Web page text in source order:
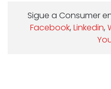
Sigue a Consumer
Facebook, Linkedin,